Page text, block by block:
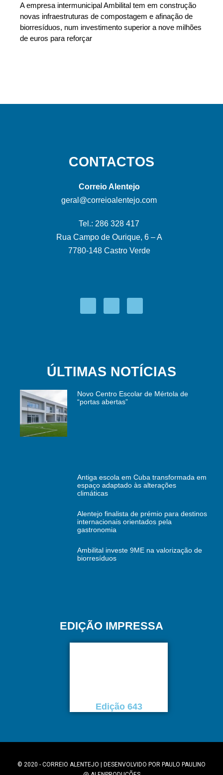
A empresa intermunicipal Ambilital tem em construção
novas infraestruturas de compostagem e afinação de
biorresíduos, num investimento superior a nove milhões
de euros para reforçar
CONTACTOS
Correio Alentejo
geral@correioalentejo.com
Tel.: 286 328 417
Rua Campo de Ourique, 6 – A
7780-148 Castro Verde
ÚLTIMAS NOTÍCIAS
Novo Centro Escolar de Mértola de
“portas abertas”
Antiga escola em Cuba transformada em
espaço adaptado às alterações
climáticas
Alentejo finalista de prémio para destinos
internacionais orientados pela
gastronomia
Ambilital investe 9ME na valorização de
biorresíduos
EDIÇÃO IMPRESSA
Edição 643
© 2020 - CORREIO ALENTEJO | DESENVOLVIDO POR PAULO PAULINO